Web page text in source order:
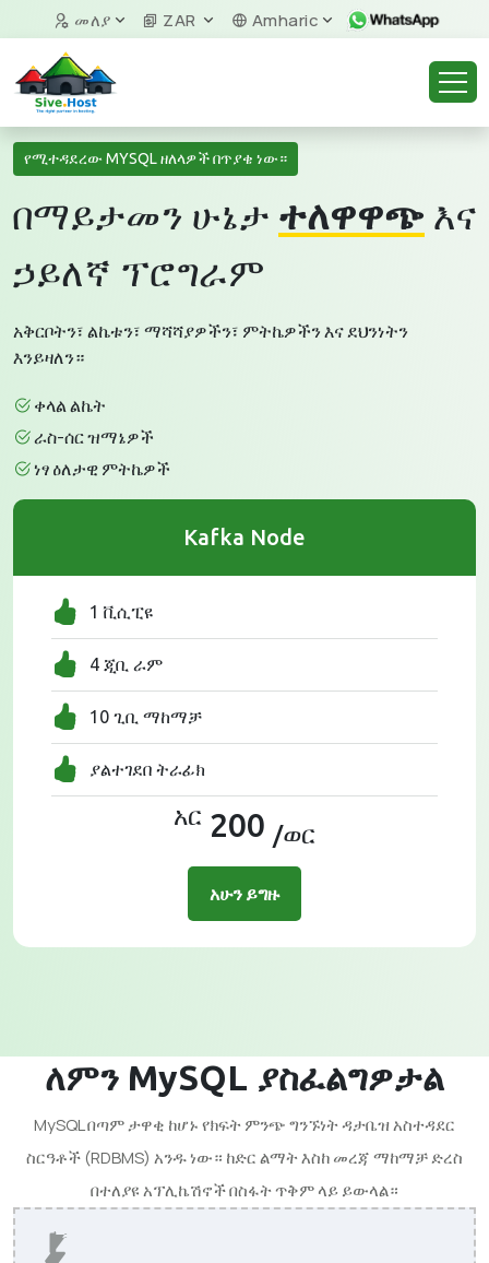
መለያ ZAR Amharic
የሚተዳደረው MYSQL ዘለላዎች በጥያቄ ነው።
በማይታመን ሁኔታ ተለዋዋጭ እና
ኃይለኛ ፕሮግራም
አቅርቦትን፣ ልኬቱን፣ ማሻሻያዎችን፣ ምትኬዎችን እና ደህንነትን
እንይዛለን።
ቀላል ልኬት
ራስ-ሰር ዝማኔዎች
ነፃ ዕለታዊ ምትኬዎች
Kafka Node
1 ቪሲፒዩ
4 ጂቢ ራም
10 ጊቢ ማከማቻ
ያልተገደበ ትራፊክ
አር 200 /ወር
አሁን ይግዙ
ለምን MySQL ያስፈልግዎታል
MySQL በጣም ታዋቂ ከሆኑ የክፍት ምንጭ ግንኙነት ዳታቤዝ አስተዳደር
ስርዓቶች (RDBMS) አንዱ ነው። ከድር ልማት እስከ መረጃ ማከማቻ ድረስ
በተለያዩ አፕሊኬሽኖች በስፋት ጥቅም ላይ ይውላል።